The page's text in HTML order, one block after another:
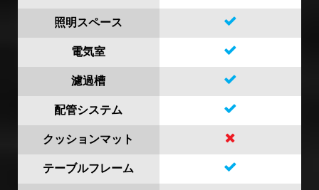
照明スペース
電気室
濾過槽
配管システム
クッションマット
テーブルフレーム